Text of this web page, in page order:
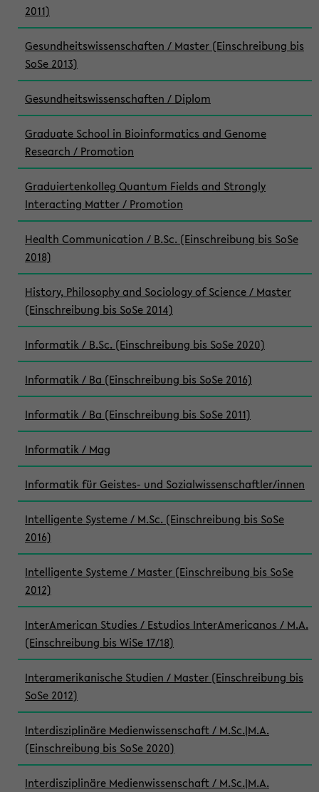
2011)
Gesundheitswissenschaften / Master (Einschreibung bis
SoSe 2013)
Gesundheitswissenschaften / Diplom
Graduate School in Bioinformatics and Genome
Research / Promotion
Graduiertenkolleg Quantum Fields and Strongly
Interacting Matter / Promotion
Health Communication / B.Sc. (Einschreibung bis SoSe
2018)
History, Philosophy and Sociology of Science / Master
(Einschreibung bis SoSe 2014)
Informatik / B.Sc. (Einschreibung bis SoSe 2020)
Informatik / Ba (Einschreibung bis SoSe 2016)
Informatik / Ba (Einschreibung bis SoSe 2011)
Informatik / Mag
Informatik für Geistes- und Sozialwissenschaftler/innen
Intelligente Systeme / M.Sc. (Einschreibung bis SoSe
2016)
Intelligente Systeme / Master (Einschreibung bis SoSe
2012)
InterAmerican Studies / Estudios InterAmericanos / M.A.
(Einschreibung bis WiSe 17/18)
Interamerikanische Studien / Master (Einschreibung bis
SoSe 2012)
Interdisziplinäre Medienwissenschaft / M.Sc.|M.A.
(Einschreibung bis SoSe 2020)
Interdisziplinäre Medienwissenschaft / M.Sc.|M.A.